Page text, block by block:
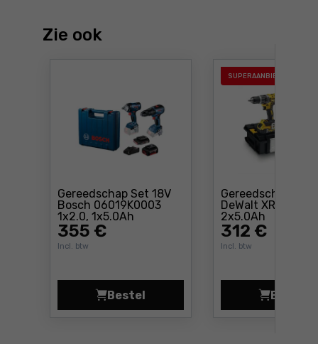
Zie ook
Gereedschap Set 18V
Bosch 06019K0003
1x2.0, 1x5.0Ah
355 €
Incl. btw
Bestel
Gereedschap Set 18V Bosch
SUPERAANBIEDING
Gereedschap Set
DeWalt XR
2x5.0Ah
312 €
Incl. btw
Bestel